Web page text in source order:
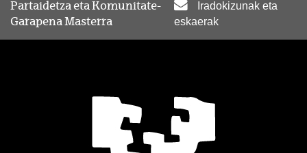
Partaidetza eta Komunitate-
Garapena Masterra
Iradokizunak eta
eskaerak